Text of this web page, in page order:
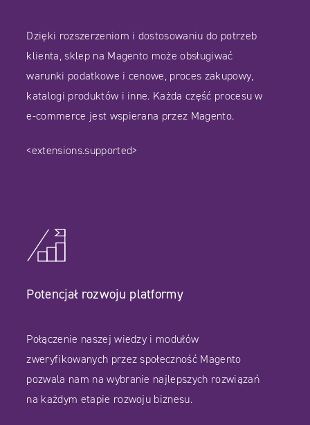
Dzięki rozszerzeniom i dostosowaniu do potrzeb
klienta, sklep na Magento może obsługiwać
warunki podatkowe i cenowe, proces zakupowy,
katalogi produktów i inne. Każda część procesu w
e-commerce jest wspierana przez Magento.
<extensions.supported>
Potencjał rozwoju platformy
Połączenie naszej wiedzy i modułów
zweryfikowanych przez społeczność Magento
pozwala nam na wybranie najlepszych rozwiązań
na każdym etapie rozwoju biznesu.